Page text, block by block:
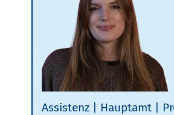
Assistenz Hauptamt